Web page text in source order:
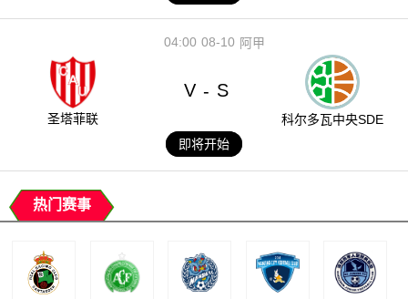
08-10
04:00 阿甲
圣塔菲联
V - S
科尔多瓦中央SDE
即将开始
热门赛事